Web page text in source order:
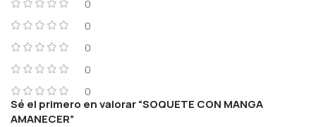
0
0
0
0
0
Sé el primero en valorar “SOQUETE CON MANGA
AMANECER”